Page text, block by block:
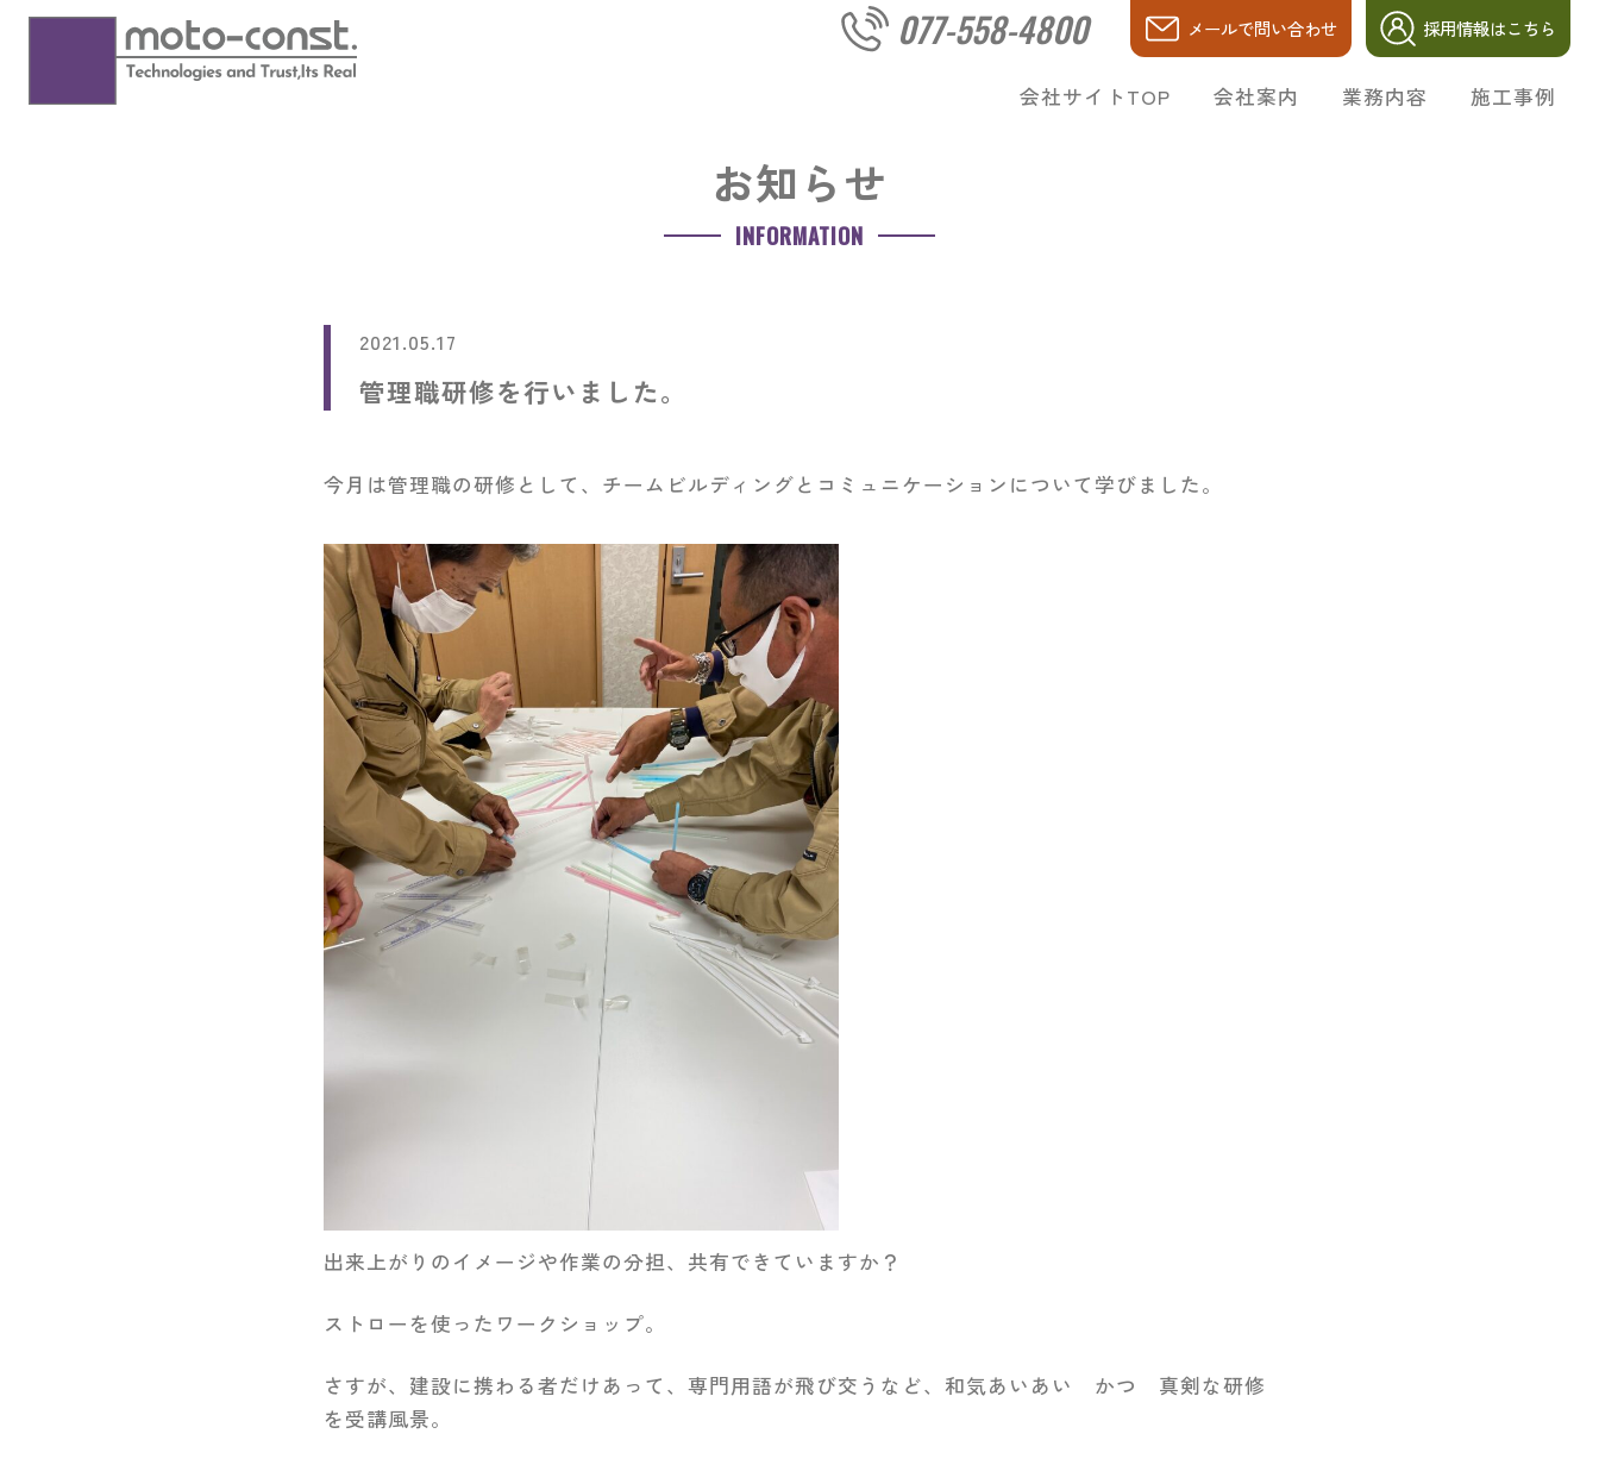
077-558-4800 メールで問い合わせ 採用情報はこちら
会社サイトTOP 会社案内 業務内容 施工事例
お知らせ
INFORMATION
2021.05.17
管理職研修を行いました。
今月は管理職の研修として、チームビルディングとコミュニケーションについて学びました。
出来上がりのイメージや作業の分担、共有できていますか？
ストローを使ったワークショップ。
さすが、建設に携わる者だけあって、専門用語が飛び交うなど、和気あいあい かつ 真剣な研修
を受講風景。